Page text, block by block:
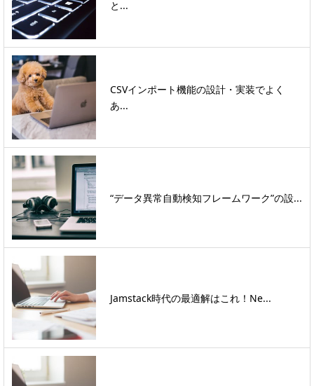
と...
CSVインポート機能の設計・実装でよく
あ...
“データ異常自動検知フレームワーク”の設...
Jamstack時代の最適解はこれ！Ne...